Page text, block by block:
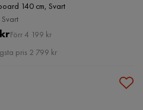
140 cm, Svart
Svart
Pris
Original
Pris
Förr 4 199 kr
pris 2 799 kr